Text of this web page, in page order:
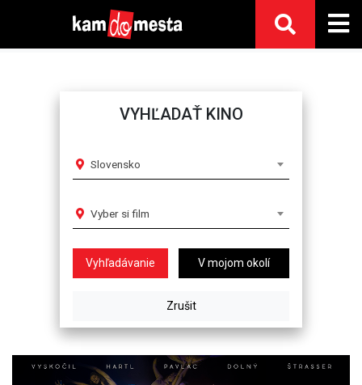
VYHĽADAŤ KINO
Slovensko
Vyber si film
V mojom okolí